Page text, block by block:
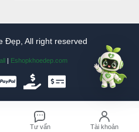
Đẹp, All right reserved
| Eshopkhoedep.com
Tư vấn Tài khoản